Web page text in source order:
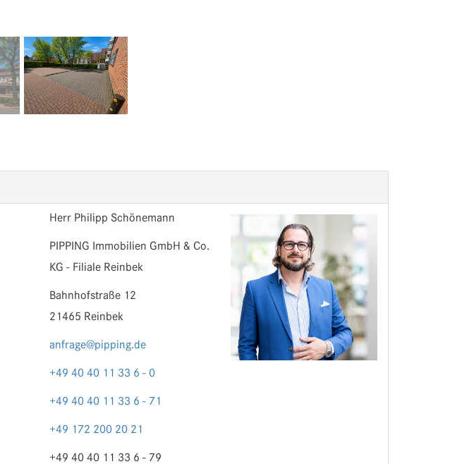
Herr Philipp Schönemann
PIPPING Immobilien GmbH & Co.
KG - Filiale Reinbek
Bahnhofstraße 12
21465 Reinbek
anfrage@pipping.de
+49 40 40 11 33 6 - 0
+49 40 40 11 33 6 - 71
+49 172 200 20 21
+49 40 40 11 33 6 - 79